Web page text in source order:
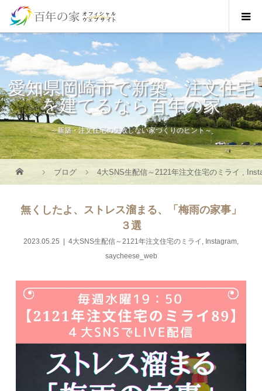
愛知県岡崎市で新築、注文住宅
を建てるなら百年の家
～新築・注文住宅の失敗しない家づくりのヒント～
ブログ 4大SNS生配信～2121年注文住宅のミライ ,
無くしたよ、ストレス溜まる、「梅雨の家事」
３選
2023.05.25 4大SNS生配信～2121年注文住宅のミライ , Instagram,
saycheese_web